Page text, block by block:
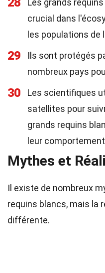
Les grands
crucial dans
les populations de
29
Ils sont protégés
nombreux pays
30
Les scientifiques
satellites pour
grands requins
leur
Mythes et
Il existe de nombreux
requins blancs, mais la
différente.